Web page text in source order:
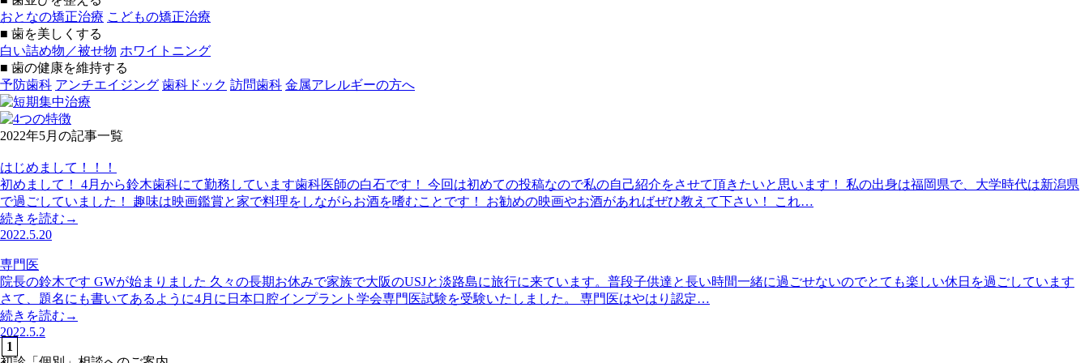
おとなの矯正治療 こどもの矯正治療
■ 歯を美しくする
白い詰め物／被せ物 ホワイトニング
■ 歯の健康を維持する
予防歯科 アンチエイジング 歯科ドック 訪問歯科 金属アレルギーの方へ
2022年5月の記事一覧
はじめまして！！！
初めまして！ 4月から鈴木歯科にて勤務しています歯科医師の白石です！ 今回は初めての投稿なので私の自己紹介をさせて頂きたいと思います！ 私の出身は福岡県で、大学時代は新潟県
で過ごしていました！ 趣味は映画鑑賞と家で料理をしながらお酒を嗜むことです！ お勧めの映画やお酒があればぜひ教えて下さい！ これ…
続きを読む→
2022.5.20
専門医
院長の鈴木です GWが始まりました 久々の長期お休みで家族で大阪のUSJと淡路島に旅行に来ています。普段子供達と長い時間一緒に過ごせないのでとても楽しい休日を過ごしています
さて、題名にも書いてあるように4月に日本口腔インプラント学会専門医試験を受験いたしました。 専門医はやはり認定…
続きを読む→
2022.5.2
1